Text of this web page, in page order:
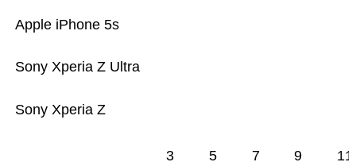
Sony Xperia Z
Sony Xperia Z Ultra
Apple iPhone 5s
3 5 7 9 11